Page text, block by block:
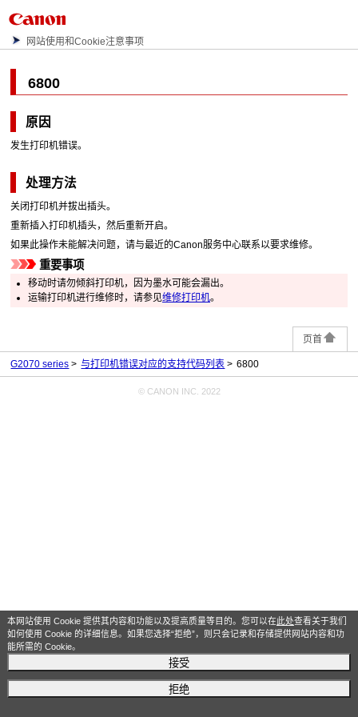
本网站使用 Cookie 提供其内容和功能以及提高质量等目的。您可以在此处查看关于我们
如何使用 Cookie 的详细信息。如果您选择“拒绝”，则只会记录和存储提供网站内容和功
能所需的 Cookie。
接受
拒绝
网站使用和Cookie注意事项
6800
原因
发生打印机错误。
处理方法
关闭打印机并拔出插头。
重新插入打印机插头，然后重新开启。
如果此操作未能解决问题，请与最近的Canon服务中心联系以要求维修。
重要事项
移动时请勿倾斜打印机，因为墨水可能会漏出。
运输打印机进行维修时，请参见维修打印机。
页首
G2070 series 与打印机错误对应的支持代码列表 6800
© CANON INC. 2022